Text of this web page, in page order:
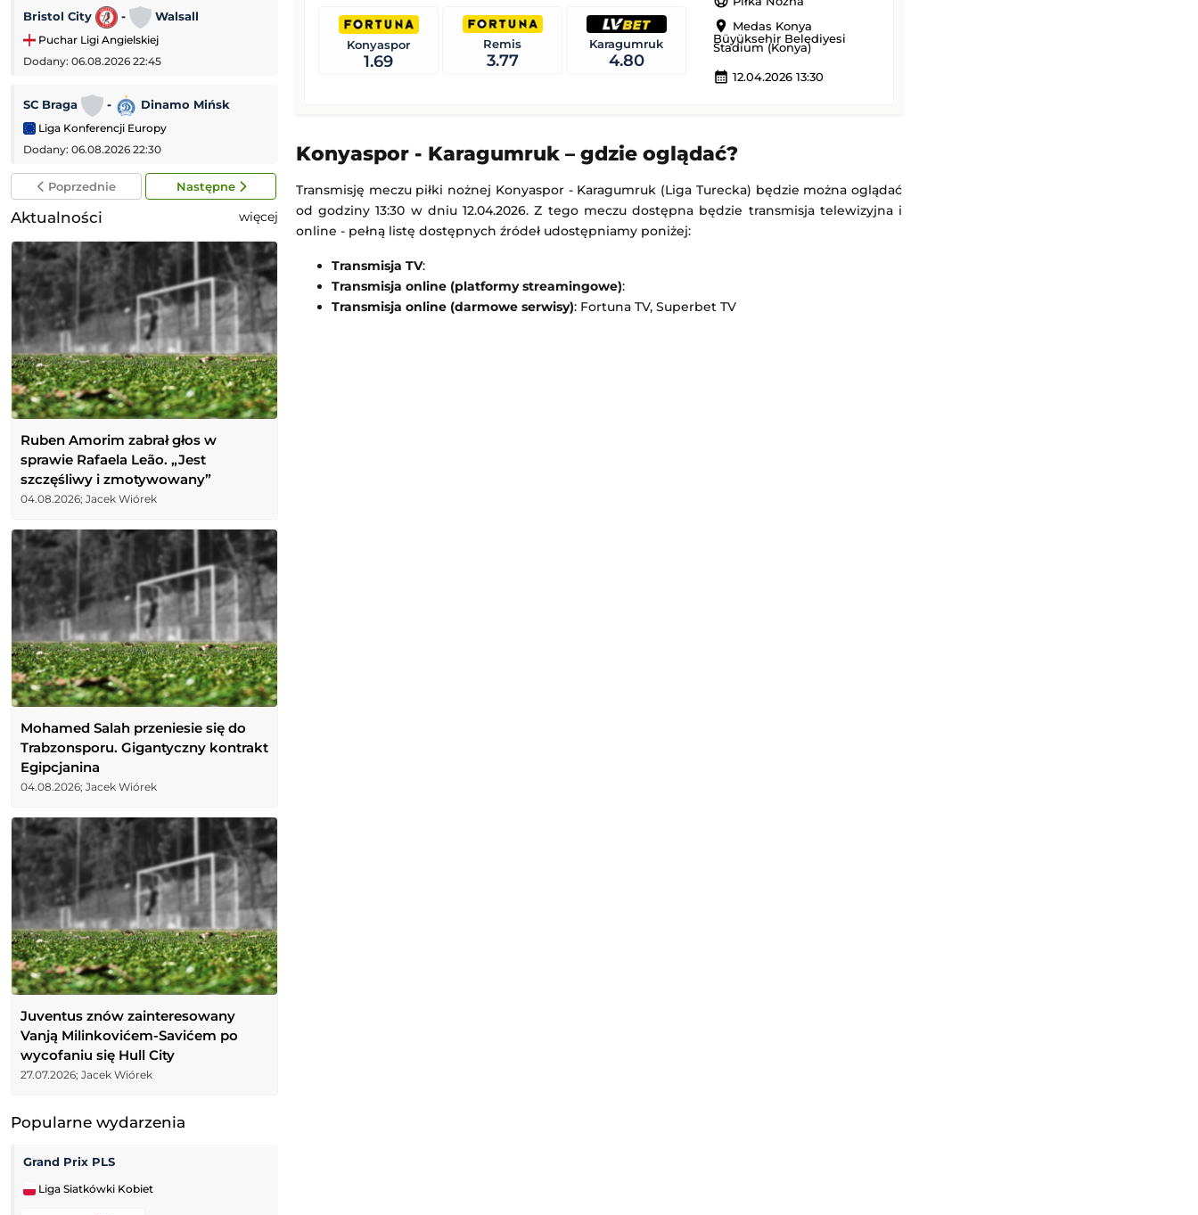
Bristol City - Walsall
Puchar Ligi Angielskiej
Dodany: 06.08.2026 22:45
SC Braga - Dinamo Mińsk
Liga Konferencji Europy
Dodany: 06.08.2026 22:30
PAOK Saloniki - Anderlecht
Liga Europejska
Dodany: 06.08.2026 21:45
Dodany: 06.08.2026 21:00
Raków Częstochowa -
Liga Konferencji Europy
Dodany: 06.08.2026 21:00
Dodany: 06.08.2026 21:00
Poprzednie Następne
Aktualności więcej
Ruben Amorim zabrał głos w
sprawie Rafaela Leão. „Jest
szczęśliwy i zmotywowany”
04.08.2026; Jacek Wiórek
Mohamed Salah przeniesie się do
Trabzonsporu. Gigantyczny kontrakt
Egipcjanina
04.08.2026; Jacek Wiórek
Juventus znów zainteresowany
Vanją Milinkovićem-Savićem po
wycofaniu się Hull City
27.07.2026; Jacek Wiórek
Popularne wydarzenia
Grand Prix PLS
Liga Siatkówki Kobiet
Konyaspor
1.69
Remis
3.77
Karagumruk
4.80
location_on Medas Konya
Büyüksehir Belediyesi
Stadium (Konya)
calendar_month 12.04.2026 13:30
Konyaspor - Karagumruk – gdzie oglądać?
Transmisję meczu piłki nożnej Konyaspor - Karagumruk (Liga Turecka) będzie można oglądać
od godziny 13:30 w dniu 12.04.2026. Z tego meczu dostępna będzie transmisja telewizyjna i
online - pełną listę dostępnych źródeł udostępniamy poniżej:
Transmisja TV:
Transmisja online (platformy streamingowe):
Transmisja online (darmowe serwisy): Fortuna TV, Superbet TV